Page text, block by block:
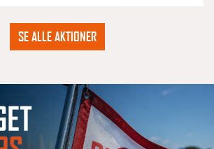
SE ALLE AKTIONER